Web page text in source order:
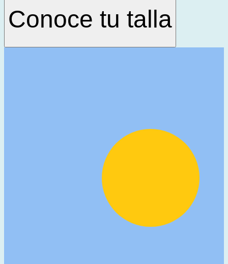
Conoce tu talla